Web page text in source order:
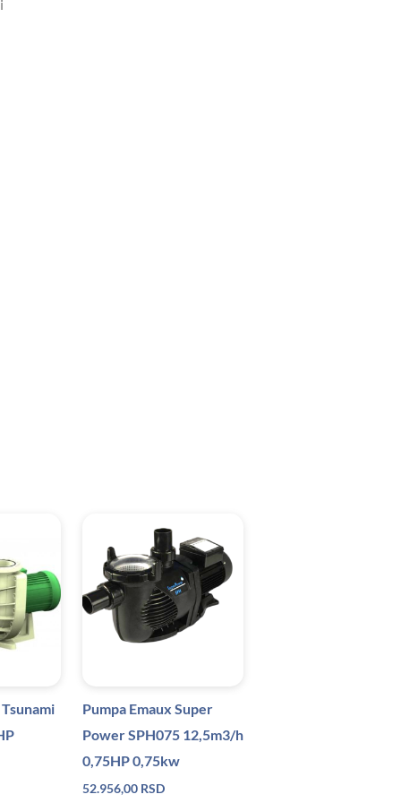
Pumpa Emaux Super
Power SPH075 12,5m3/h
0,75HP 0,75kw
52.956,00 RSD